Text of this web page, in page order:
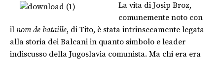
La vita di Josip Broz,
comunemente noto con
il nom de bataille, di Tito, è stata intrinsecamente legata
alla storia dei Balcani in quanto simbolo e leader
indiscusso della Jugoslavia comunista. Ma chi era era